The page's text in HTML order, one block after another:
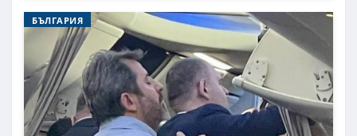
БЪЛГАРИЯ